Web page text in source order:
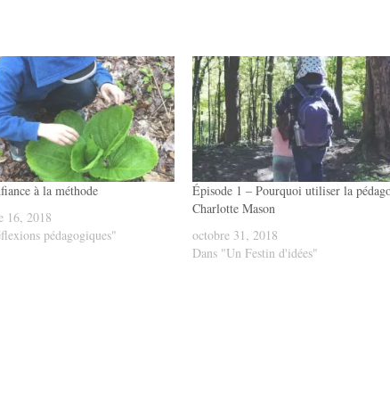
à la méthode
16, 2018
pédagogiques"
Épisode 1 – Pourquoi utiliser la
Charlotte Mason
octobre 31, 2018
Dans "Un Festin d'idées"